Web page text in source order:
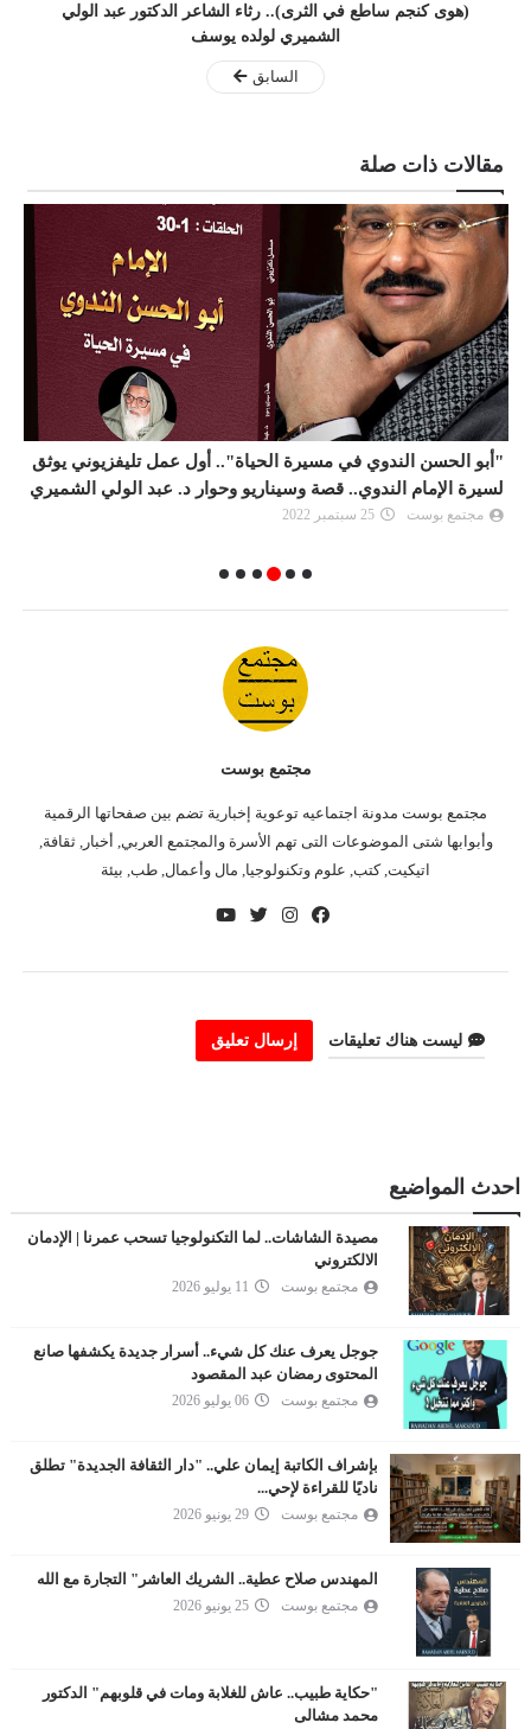
(هوى كنجم ساطع في الثرى).. رثاء الشاعر الدكتور عبد الولي
الشميري لولده يوسف
السابق
مقالات ذات صلة
"أبو الحسن الندوي في مسيرة الحياة".. أول عمل تليفزيوني يوثق
لسيرة الإمام الندوي.. قصة وسيناريو وحوار د. عبد الولي الشميري
مجتمع بوست 25 سبتمبر 2022
مجتمع بوست
مجتمع بوست مدونة اجتماعيه توعوية إخبارية تضم بين صفحاتها الرقمية
وأبوابها شتى الموضوعات التى تهم الأسرة والمجتمع العربي, أخبار, ثقافة,
اتيكيت, كتب, علوم وتكنولوجيا, مال وأعمال, طب, بيئة
ليست هناك تعليقات إرسال تعليق
احدث المواضيع
مصيدة الشاشات.. لما التكنولوجيا تسحب عمرنا | الإدمان
الالكتروني
مجتمع بوست 11 يوليو 2026
جوجل يعرف عنك كل شيء.. أسرار جديدة يكشفها صانع
المحتوى رمضان عبد المقصود
مجتمع بوست 06 يوليو 2026
بإشراف الكاتبة إيمان علي.. "دار الثقافة الجديدة" تطلق
ناديًا للقراءة لإحي...
مجتمع بوست 29 يونيو 2026
المهندس صلاح عطية.. الشريك العاشر" التجارة مع الله
مجتمع بوست 25 يونيو 2026
"حكاية طبيب.. عاش للغلابة ومات في قلوبهم" الدكتور
محمد مشالى